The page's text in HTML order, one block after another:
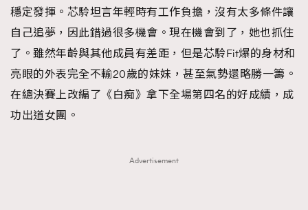
穩定發揮。芯駖坦言年輕時有工作負擔，沒有太多條件讓
自己追夢，因此錯過很多機會。現在機會到了，她也抓住
了。雖然年齡與其他成員有差距，但是芯駖Fit爆的身材和
亮眼的外表完全不輸20歲的妹妹，甚至氣勢還略勝一籌。
在總決賽上改編了《白痴》拿下全場第四名的好成績，成
功出道女團。
Advertisement